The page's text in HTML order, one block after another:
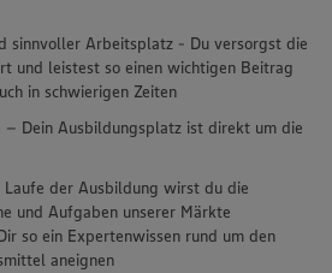
sinnvoller Arbeitsplatz - Du versorgst die
und leistest so einen wichtigen Beitrag
in schwierigen Zeiten
– Dein Ausbildungsplatz ist direkt um die
der Ausbildung wirst du die
und Aufgaben unserer Märkte
so ein Expertenwissen rund um den
aneignen